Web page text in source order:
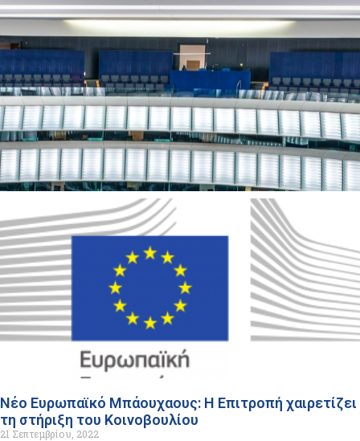
Νέο Ευρωπαϊκό Μπάουχαους: Η Επιτροπή χαιρετίζει
τη στήριξη του Κοινοβουλίου
21 Σεπτεμβρίου, 2022